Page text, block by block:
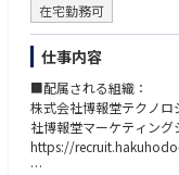
在宅勤務可
仕事内容
■配属される組織：
株式会社博報堂テクノ
社博報堂マーケティング
https://